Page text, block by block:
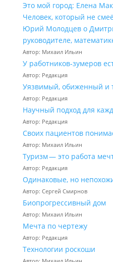
Это мой город: Елена
Человек, который не
Юрий Молодцев о
руководителе,
Автор: Михаил Ильин
У работников‑зумеров
Автор: Редакция
Уязвимый, обиженный и
Автор: Редакция
Научный подход для
Автор: Редакция
Своих пациентов
Автор: Михаил Ильин
Туризм — это работа
Автор: Редакция
Одинаковые, но
Автор: Сергей Смирнов
Биопрогрессивный дом
Автор: Михаил Ильин
Мечта по чертежу
Автор: Редакция
Технологии роскоши